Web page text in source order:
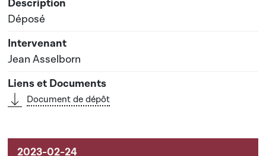
Déposé
Jean Asselborn
Document de dépôt